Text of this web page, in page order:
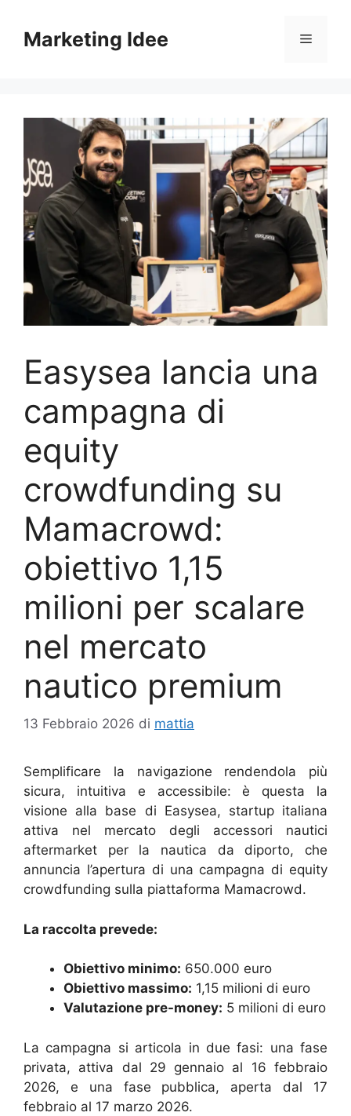
contenuto
Marketing Idee Menu
Easysea lancia una
campagna di
equity
crowdfunding su
Mamacrowd:
obiettivo 1,15
milioni per scalare
nel mercato
nautico premium
13 Febbraio 2026 di mattia
Semplificare la navigazione rendendola più
sicura, intuitiva e accessibile: è questa la
visione alla base di Easysea, startup italiana
attiva nel mercato degli accessori nautici
aftermarket per la nautica da diporto, che
annuncia l’apertura di una campagna di equity
crowdfunding sulla piattaforma Mamacrowd.
La raccolta prevede:
Obiettivo minimo: 650.000 euro
Obiettivo massimo: 1,15 milioni di euro
Valutazione pre-money: 5 milioni di euro
La campagna si articola in due fasi: una fase
privata, attiva dal 29 gennaio al 16 febbraio
2026, e una fase pubblica, aperta dal 17
febbraio al 17 marzo 2026.